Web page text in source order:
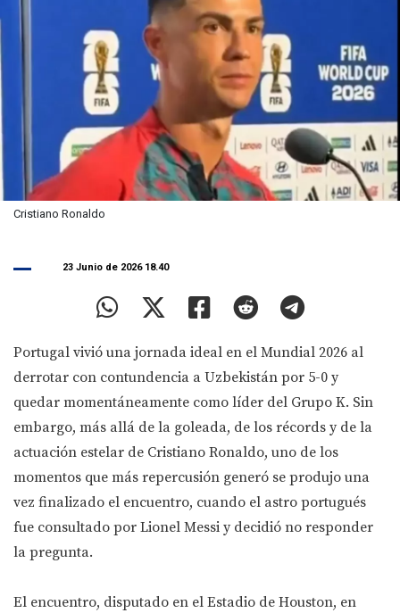
Cristiano Ronaldo
23 Junio de 2026 18.40
Portugal vivió una jornada ideal en el Mundial 2026 al
derrotar con contundencia a Uzbekistán por 5-0 y
quedar momentáneamente como líder del Grupo K. Sin
embargo, más allá de la goleada, de los récords y de la
actuación estelar de Cristiano Ronaldo, uno de los
momentos que más repercusión generó se produjo una
vez finalizado el encuentro, cuando el astro portugués
fue consultado por Lionel Messi y decidió no responder
la pregunta.
El encuentro, disputado en el Estadio de Houston, en